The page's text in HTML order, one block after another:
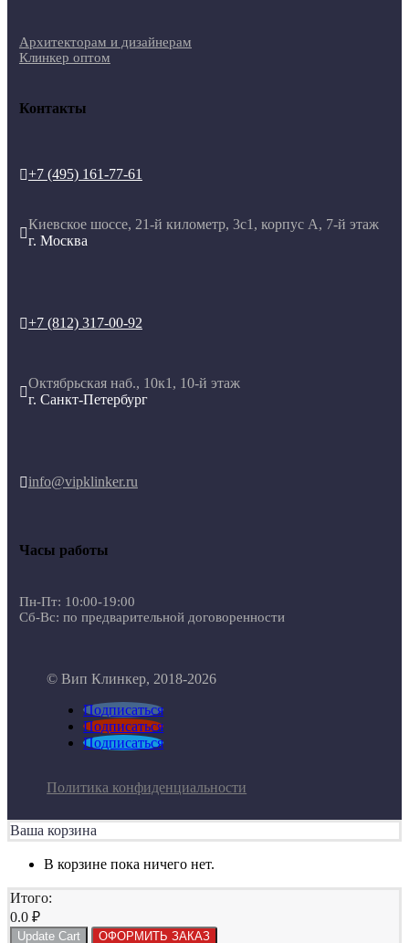
Архитекторам и дизайнерам
Клинкер оптом
Контакты
+7 (495) 161-77-61

Киевское шоссе, 21-й километр, 3с1, корпус А, 7-й этаж
г. Москва
+7 (812) 317-00-92

Октябрьская наб., 10к1, 10-й этаж
г. Санкт-Петербург
info@vipklinker.ru
Часы работы
Пн-Пт: 10:00-19:00
Сб-Вс: по предварительной договоренности
© Вип Клинкер, 2018-2026
Подписаться
Подписаться
Подписаться
Политика конфиденциальности
Ваша корзина
В корзине пока ничего нет.
Итого:
0.0 ₽
Update Cart ОФОРМИТЬ ЗАКАЗ